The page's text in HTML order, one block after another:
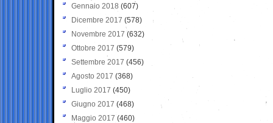
Gennaio 2018 (607)
Dicembre 2017 (578)
Novembre 2017 (632)
Ottobre 2017 (579)
Settembre 2017 (456)
Agosto 2017 (368)
Luglio 2017 (450)
Giugno 2017 (468)
Maggio 2017 (460)